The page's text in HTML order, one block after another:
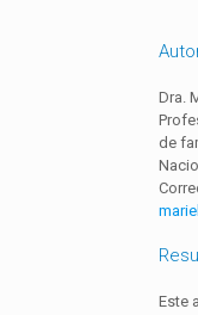
Dra.
de
Este